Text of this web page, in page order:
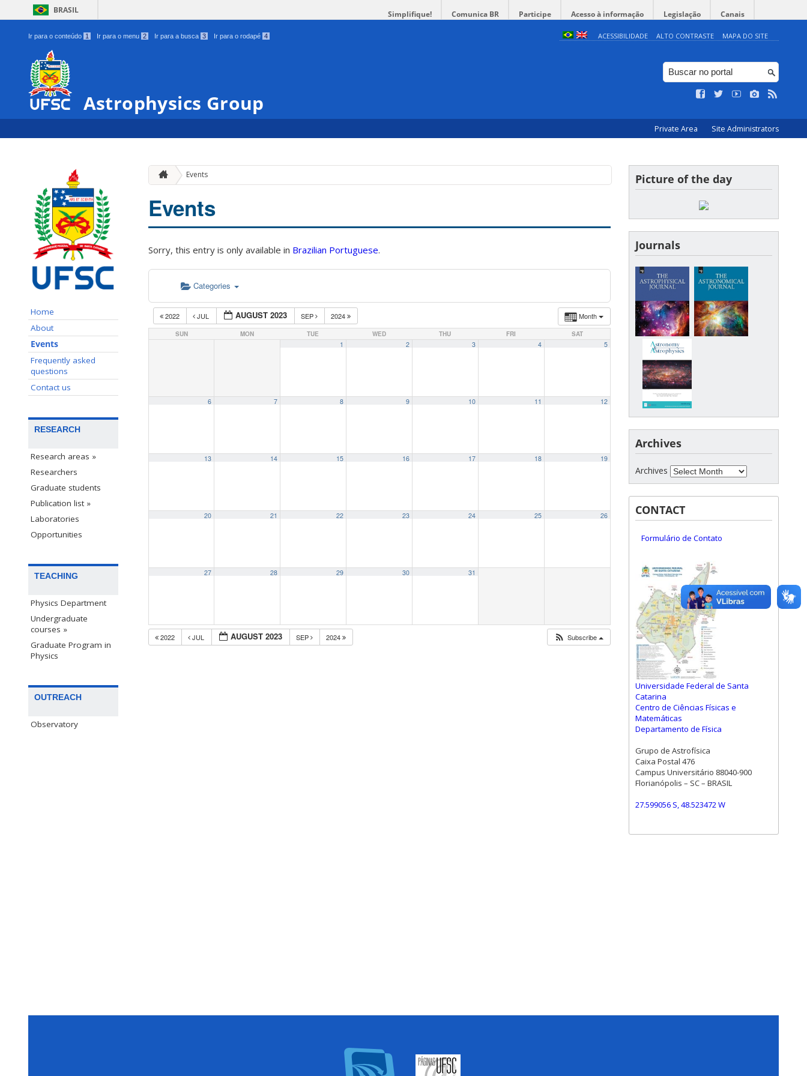
BRASIL Simplifique! Comunica BR Participe Acesso à informação Legislação Canais
Ir para o conteúdo 1 Ir para o menu 2 Ir para a busca 3 Ir para o rodapé 4 ACESSIBILIDADE ALTO CONTRASTE MAPA DO SITE
Astrophysics Group
Private Area Site Administrators
Home
About
Events
Frequently asked
questions
Contact us
RESEARCH
Research areas »
Researchers
Graduate students
Publication list »
Laboratories
Opportunities
TEACHING
Physics Department
Undergraduate
courses »
Graduate Program in
Physics
OUTREACH
Observatory
Events
Events
Sorry, this entry is only available in Brazilian Portuguese.
Categories
Month
2022 JUL AUGUST 2023 SEP 2024
SUN MON TUE WED THU FRI SAT
1 2 3 4 5
6 7 8 9 10 11 12
13 14 15 16 17 18 19
20 21 22 23 24 25 26
27 28 29 30 31
2022 JUL AUGUST 2023 SEP 2024 Subscribe
Picture of the day
Journals
Archives
Archives
CONTACT
Formulário de Contato
Universidade Federal de Santa
Catarina
Centro de Ciências Físicas e
Matemáticas
Departamento de Física
Grupo de Astrofísica
Caixa Postal 476
Campus Universitário 88040-900
Florianópolis – SC – BRASIL
27.599056 S, 48.523472 W